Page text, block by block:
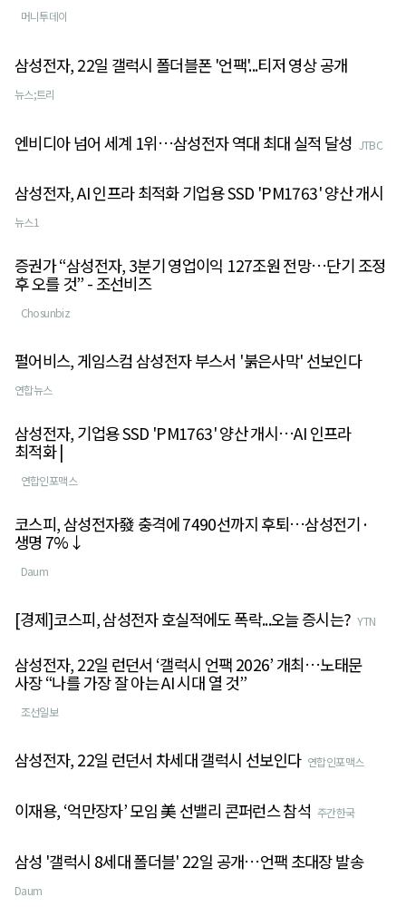
머니투데이
삼성전자, 22일 갤럭시 폴더블폰 '언팩'...티저 영상 공개
뉴스;트리
엔비디아 넘어 세계 1위…삼성전자 역대 최대 실적 달성 JTBC
삼성전자, AI 인프라 최적화 기업용 SSD 'PM1763' 양산 개시
뉴스1
증권가 “삼성전자, 3분기 영업이익 127조원 전망…단기 조정
후 오를 것” - 조선비즈
Chosunbiz
펄어비스, 게임스컴 삼성전자 부스서 '붉은사막' 선보인다
연합뉴스
삼성전자, 기업용 SSD 'PM1763' 양산 개시…AI 인프라
최적화 |
연합인포맥스
코스피, 삼성전자發 충격에 7490선까지 후퇴…삼성전기·
생명 7%↓
Daum
[경제]코스피, 삼성전자 호실적에도 폭락...오늘 증시는? YTN
삼성전자, 22일 런던서 ‘갤럭시 언팩 2026’ 개최…노태문
사장 “나를 가장 잘 아는 AI 시대 열 것”
조선일보
삼성전자, 22일 런던서 차세대 갤럭시 선보인다 연합인포맥스
이재용, ‘억만장자’ 모임 美 선밸리 콘퍼런스 참석 주간한국
삼성 '갤럭시 8세대 폴더블' 22일 공개…언팩 초대장 발송
Daum